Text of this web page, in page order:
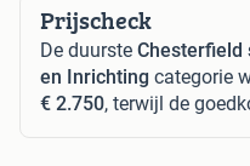
Prijscheck
De duurste Chesterfield
en Inrichting categorie
€ 2.750, terwijl de